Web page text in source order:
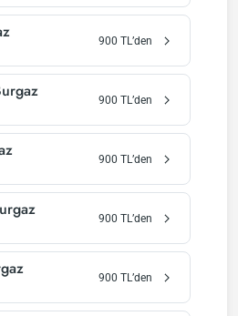
900 TL’den
900 TL’den
900 TL’den
900 TL’den
900 TL’den